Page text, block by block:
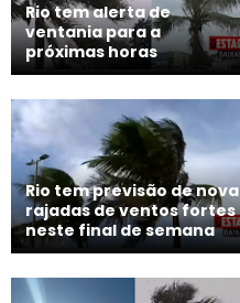
Rio tem alerta de
ventania para a
próximas horas
Rio tem previsão de nova
rajadas de ventos fortes
neste final de semana